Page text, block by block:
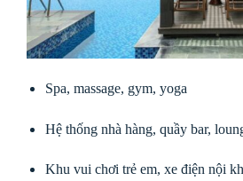
Spa, massage, gym, yoga
Hệ thống nhà hàng, quầy bar,
Khu vui chơi trẻ em, xe điện nội